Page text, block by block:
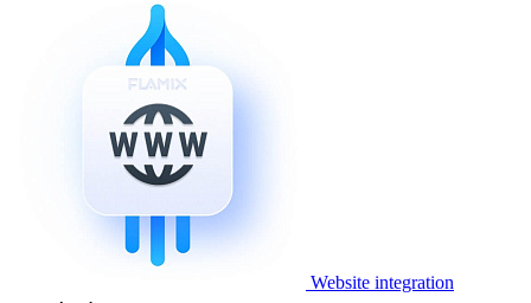
Website integration